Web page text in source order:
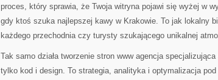
proces, który sprawia, że Twoja witryna pojawi się wyżej w
gdy ktoś szuka najlepszej kawy w Krakowie. To jak lokalny
każdego przechodnia czy turysty szukającego unikalnej
Tak samo działa tworzenie stron www agencja
tylko kod i design. To strategia, analityka i optymalizacja pod